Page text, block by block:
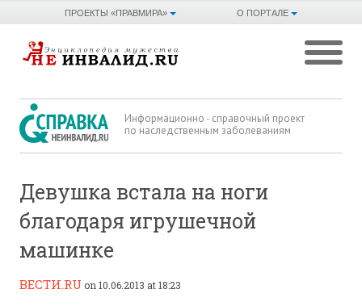
О ПОРТАЛЕ
ПРОЕКТЫ «ПРАВМИРА»
Информационно - справочный проект
по наследственным заболеваниям
Девушка встала на ноги
благодаря игрушечной
машинке
ВЕСТИ.RU on 10.06.2013 at 18:23